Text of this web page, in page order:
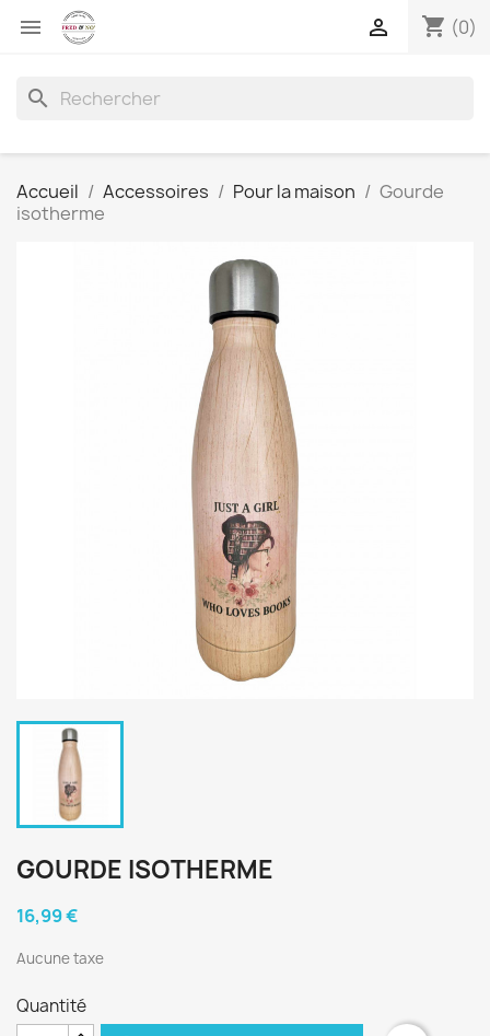
 shopping_cart (0)

search
Accueil Accessoires Pour la maison
Gourde
isotherme
GOURDE ISOTHERME
16,99 €
Aucune taxe
Quantité